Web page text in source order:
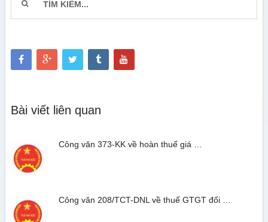
Bài viết liên quan
Công văn 373-KK về hoàn thuế giá …
Công văn 208/TCT-DNL về thuế GTGT đối …